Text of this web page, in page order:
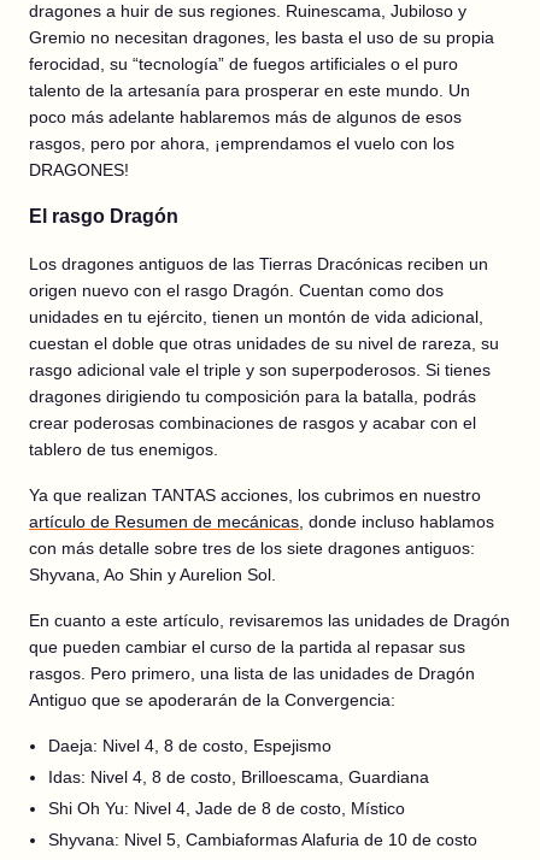
dragones a huir de sus regiones. Ruinescama, Jubiloso y
Gremio no necesitan dragones, les basta el uso de su propia
ferocidad, su “tecnología” de fuegos artificiales o el puro
talento de la artesanía para prosperar en este mundo. Un
poco más adelante hablaremos más de algunos de esos
rasgos, pero por ahora, ¡emprendamos el vuelo con los
DRAGONES!
El rasgo Dragón
Los dragones antiguos de las Tierras Dracónicas reciben un
origen nuevo con el rasgo Dragón. Cuentan como dos
unidades en tu ejército, tienen un montón de vida adicional,
cuestan el doble que otras unidades de su nivel de rareza, su
rasgo adicional vale el triple y son superpoderosos. Si tienes
dragones dirigiendo tu composición para la batalla, podrás
crear poderosas combinaciones de rasgos y acabar con el
tablero de tus enemigos.
Ya que realizan TANTAS acciones, los cubrimos en nuestro
artículo de Resumen de mecánicas , donde incluso hablamos
con más detalle sobre tres de los siete dragones antiguos:
Shyvana, Ao Shin y Aurelion Sol.
En cuanto a este artículo, revisaremos las unidades de Dragón
que pueden cambiar el curso de la partida al repasar sus
rasgos. Pero primero, una lista de las unidades de Dragón
Antiguo que se apoderarán de la Convergencia:
Daeja: Nivel 4, 8 de costo, Espejismo
Idas: Nivel 4, 8 de costo, Brilloescama, Guardiana
Shi Oh Yu: Nivel 4, Jade de 8 de costo, Místico
Shyvana: Nivel 5, Cambiaformas Alafuria de 10 de costo